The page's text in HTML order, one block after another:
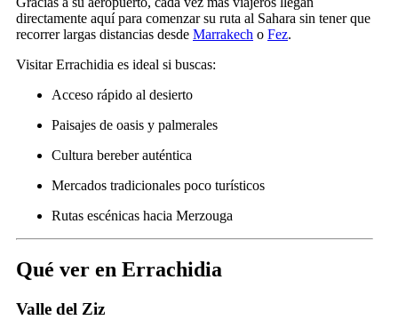
directamente aquí para comenzar su ruta al Sahara sin tener que
recorrer largas distancias desde Marrakech o Fez.
Visitar Errachidia es ideal si buscas:
Acceso rápido al desierto
Paisajes de oasis y palmerales
Cultura bereber auténtica
Mercados tradicionales poco turísticos
Rutas escénicas hacia Merzouga
Qué ver en Errachidia
Valle del Ziz